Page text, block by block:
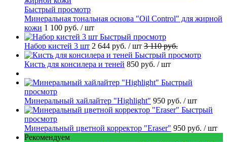
Быстрый просмотр
Минеральная тональная основа "Oil Control" для жирной
кожи 1 100 руб. / шт
Быстрый просмотр
Набор кистей 3 шт 2 644 руб. / шт 3 110 руб.
Быстрый просмотр
Кисть для консилера и теней 850 руб. / шт
Быстрый
просмотр
Минеральный хайлайтер "Highlight" 950 руб. / шт
Быстрый
просмотр
Минеральный цветной корректор "Eraser" 950 руб. / шт
Рекомендуем